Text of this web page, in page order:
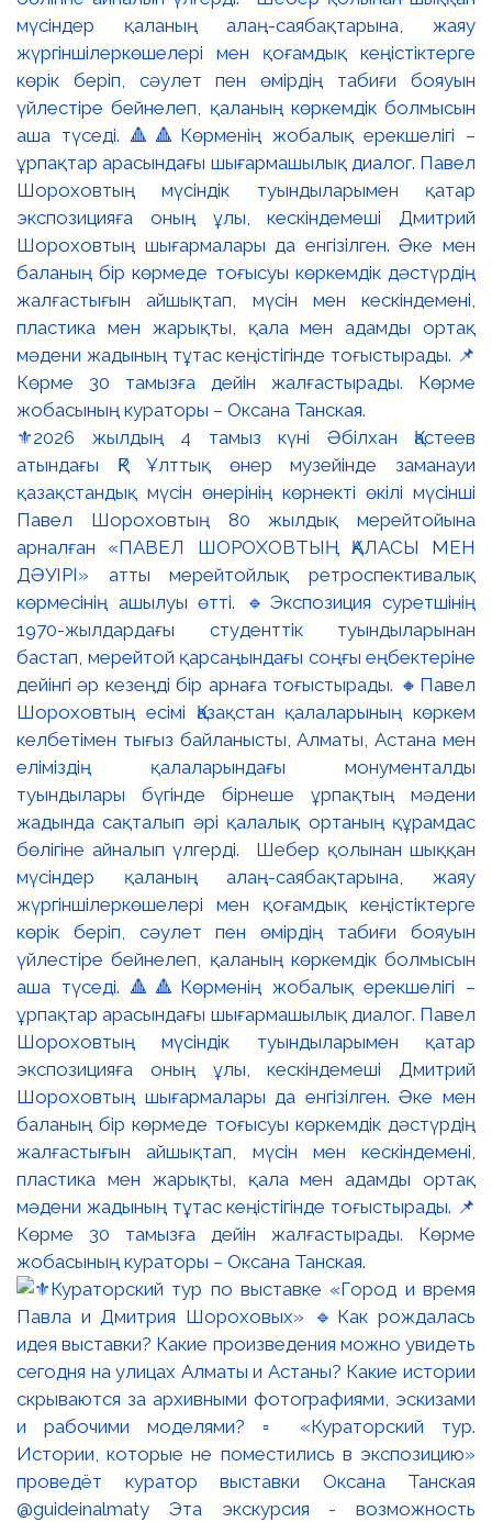
⚜️2026 жылдың 4 тамыз күні Әбілхан Қастеев
атындағы ҚР Ұлттық өнер музейінде заманауи
қазақстандық мүсін өнерінің көрнекті өкілі мүсінші
Павел Шороховтың 80 жылдық мерейтойына
арналған «ПАВЕЛ ШОРОХОВТЫҢ ҚАЛАСЫ МЕН
ДӘУІРІ» атты мерейтойлық ретроспективалық
көрмесінің ашылуы өтті. 🔹Экспозиция суретшінің
1970-жылдардағы студенттік туындыларынан
бастап, мерейтой қарсаңындағы соңғы еңбектеріне
дейінгі әр кезеңді бір арнаға тоғыстырады. 🔸Павел
Шороховтың есімі Қазақстан қалаларының көркем
келбетімен тығыз байланысты, Алматы, Астана мен
еліміздің қалаларындағы монументалды
туындылары бүгінде бірнеше ұрпақтың мәдени
жадында сақталып әрі қалалық ортаның құрамдас
бөлігіне айналып үлгерді. Шебер қолынан шыққан
мүсіндер қаланың алаң-саябақтарына, жаяу
жүргіншілеркөшелері мен қоғамдық кеңістіктерге
көрік беріп, сәулет пен өмірдің табиғи бояуын
үйлестіре бейнелеп, қаланың көркемдік болмысын
аша түседі. 🔺🔺Көрменің жобалық ерекшелігі –
ұрпақтар арасындағы шығармашылық диалог. Павел
Шороховтың мүсіндік туындыларымен қатар
экспозицияға оның ұлы, кескіндемеші Дмитрий
Шороховтың шығармалары да енгізілген. Әке мен
баланың бір көрмеде тоғысуы көркемдік дәстүрдің
жалғастығын айшықтап, мүсін мен кескіндемені,
пластика мен жарықты, қала мен адамды ортақ
мәдени жадының тұтас кеңістігінде тоғыстырады. 📌
Көрме 30 тамызға дейін жалғастырады. Көрме
жобасының кураторы – Оксана Танская.